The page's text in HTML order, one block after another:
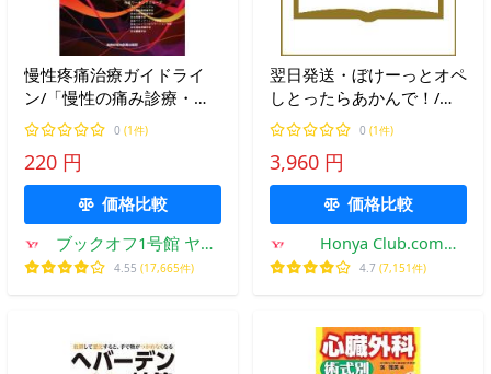
慢性疼痛治療ガイドライ
ン/「慢性の痛み診療・教
育の基盤となるシステム構
築に関する研究」研究班
(著者)
0 (1件)
220 円
価格比較
ブックオフ1号館 ヤフ
ーショッピング店
4.55 (17,665件)
翌日発送・ぼけーっとオペ
しとったらあかんで！/菅
原康志
0 (1件)
3,960 円
価格比較
Honya Club.com
Yahoo!店
4.7 (7,151件)